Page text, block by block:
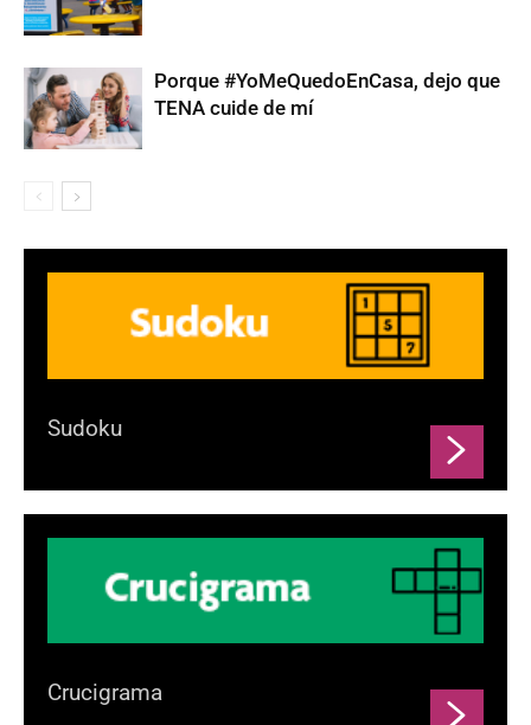
Porque #YoMeQuedoEnCasa, dejo que
TENA cuide de mí
Sudoku
Crucigrama